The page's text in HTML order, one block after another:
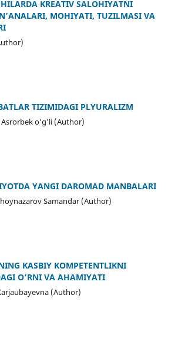
KREATIV SALOHIYATNI
MOHIYATI, TUZILMASI VA
TIZIMIDAGI PLYURALIZM
o‘g’li (Author)
YANGI DAROMAD MANBALARI
Samandar (Author)
KASBIY KOMPETENTLIKNI
O‘RNI VA AHAMIYATI
(Author)